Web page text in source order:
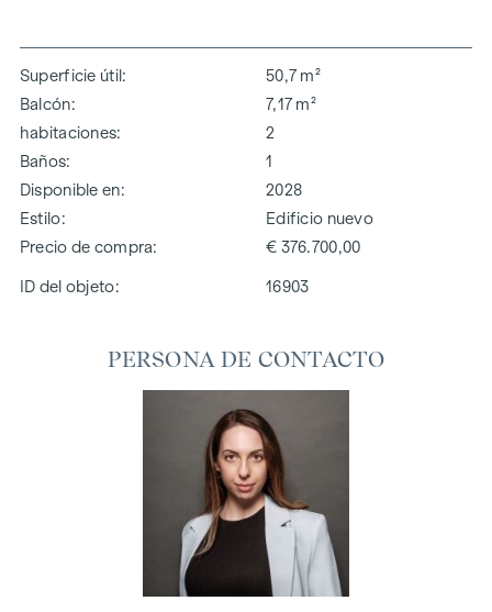
Superficie útil
50,7 m²
Balcón
7,17 m²
habitaciones
2
Baños
1
Disponible en
2028
Estilo
Edificio nuevo
Precio de compra
€ 376.700,00
ID del objeto: 16903
PERSONA DE CONTACTO